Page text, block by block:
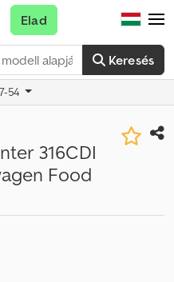
Keresés
Elad
54
316CDI
Food